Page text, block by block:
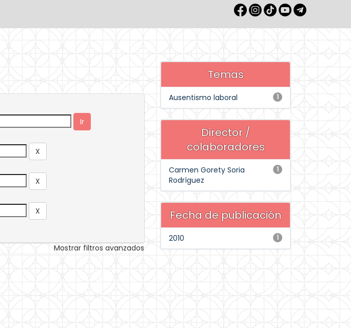
Mostrar filtros avanzados
Temas
1
Ausentismo laboral
Director /
colaboradores
1
Carmen Gorety Soria
Rodríguez
Fecha de publicación
1
2010